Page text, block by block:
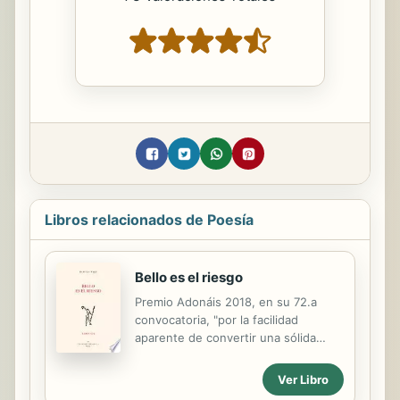
Libros relacionados de Poesía
Bello es el riesgo
Premio Adonáis 2018, en su 72.a
convocatoria, "por la facilidad
aparente de convertir una sólida
poesía emocionante y fresca, gracias
a un constante instinto del lenguaje
Ver Libro